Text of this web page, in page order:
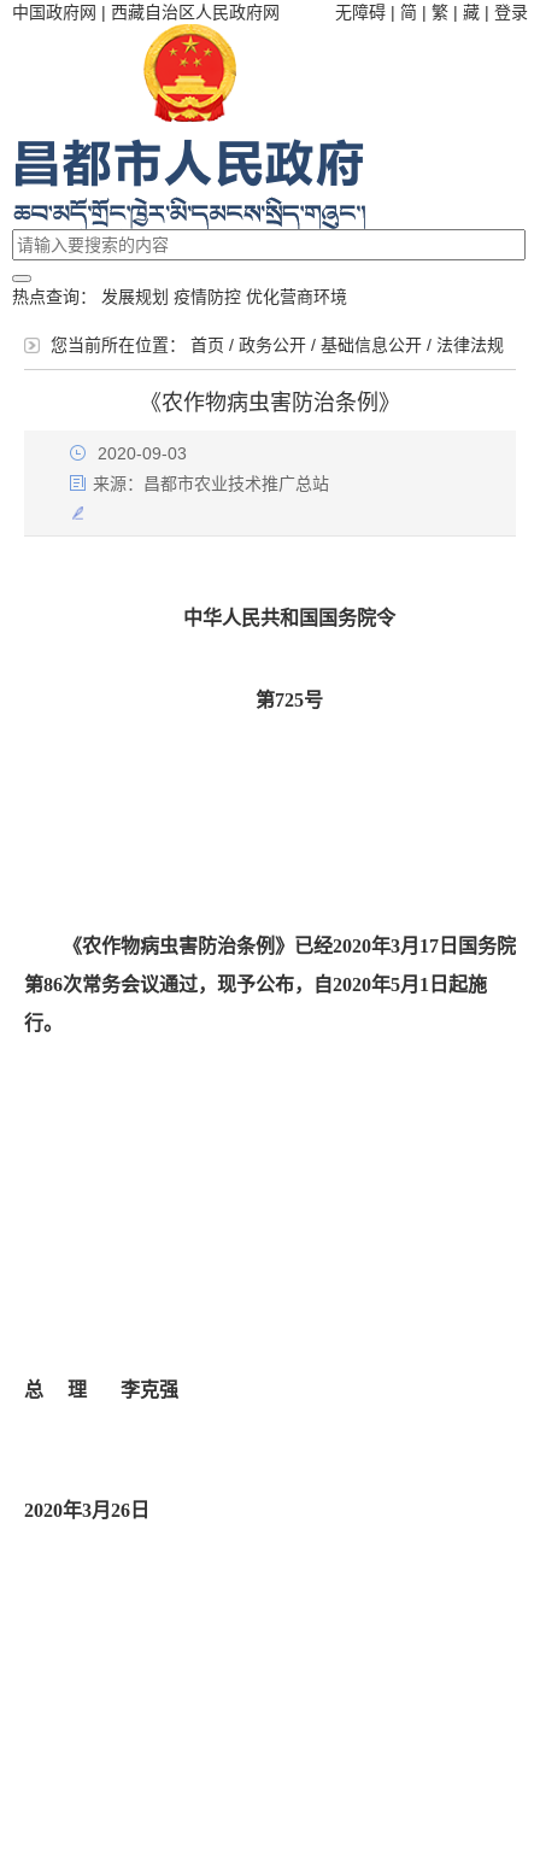
中国政府网 | 西藏自治区人民政府网 无障碍 | 简 | 繁 | 藏 | 登录
热点查询： 发展规划 疫情防控 优化营商环境
您当前所在位置： 首页 / 政务公开 / 基础信息公开 / 法律法规
《农作物病虫害防治条例》
2020-09-03
来源： 昌都市农业技术推广总站
中华人民共和国国务院令
第725号
《农作物病虫害防治条例》已经2020年3月 17 日国务院
第86次常务会议通过，现予公布，自2020年5月 1 日起施
行。
总 理 李克强
2020年3月 26 日